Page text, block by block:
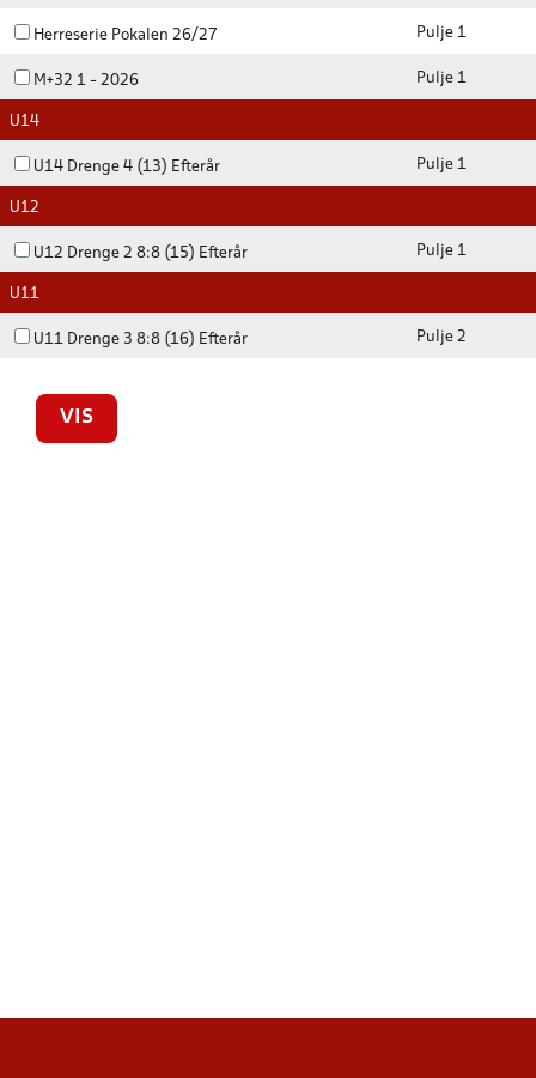
Herreserie Pokalen 26/27 Pulje 1
M+32 1 - 2026 Pulje 1
U14
U14 Drenge 4 (13) Efterår Pulje 1
U12
U12 Drenge 2 8:8 (15) Efterår Pulje 1
U11
U11 Drenge 3 8:8 (16) Efterår Pulje 2
VIS